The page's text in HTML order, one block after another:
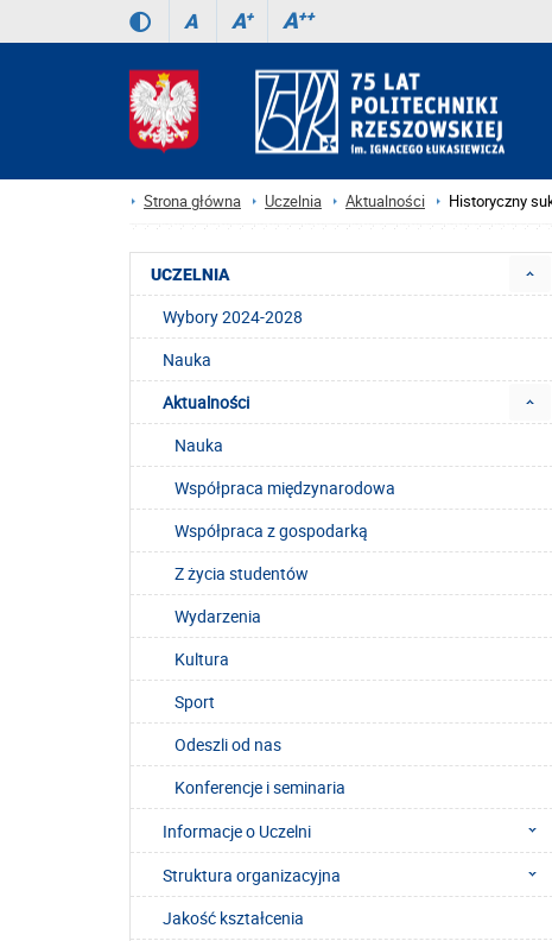
A A+ A++
Strona główna Uczelnia Aktualności Historyczny
UCZELNIA
Wybory 2024-2028
Nauka
Aktualności
Nauka
Współpraca międzynarodowa
Współpraca z gospodarką
Z życia studentów
Wydarzenia
Kultura
Sport
Odeszli od nas
Konferencje i seminaria
Informacje o Uczelni
Struktura organizacyjna
Jakość kształcenia